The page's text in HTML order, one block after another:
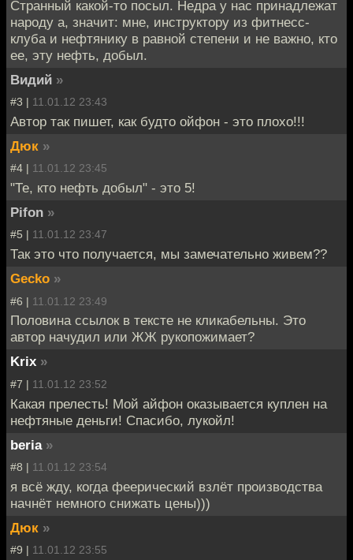
Странный какой-то посыл. Недра у нас принадлежат
народу а, значит: мне, инструктору из фитнесс-
клуба и нефтянику в равной степени и не важно, кто
ее, эту нефть, добыл.
Видий »
#3 | 11.01.12 23:43
Автор так пишет, как будто ойфон - это плохо!!!
Дюк »
#4 | 11.01.12 23:45
"Те, кто нефть добыл" - это 5!
Pifon »
#5 | 11.01.12 23:47
Так это что получается, мы замечательно живем??
Gecko »
#6 | 11.01.12 23:49
Половина ссылок в тексте не кликабельны. Это
автор начудил или ЖЖ рукопожимает?
Krix »
#7 | 11.01.12 23:52
Какая прелесть! Мой айфон оказывается куплен на
нефтяные деньги! Спасибо, лукойл!
beria »
#8 | 11.01.12 23:54
я всё жду, когда феерический взлёт производства
начнёт немного снижать цены)))
Дюк »
#9 | 11.01.12 23:55